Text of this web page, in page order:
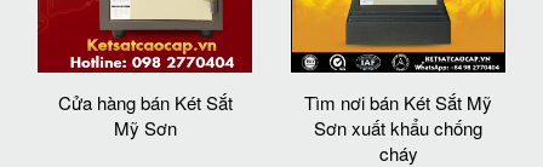
Cửa hàng bán Két Sắt
Mỹ Sơn
Tìm nơi bán Két Sắt Mỹ
Sơn xuất khẩu chống
cháy